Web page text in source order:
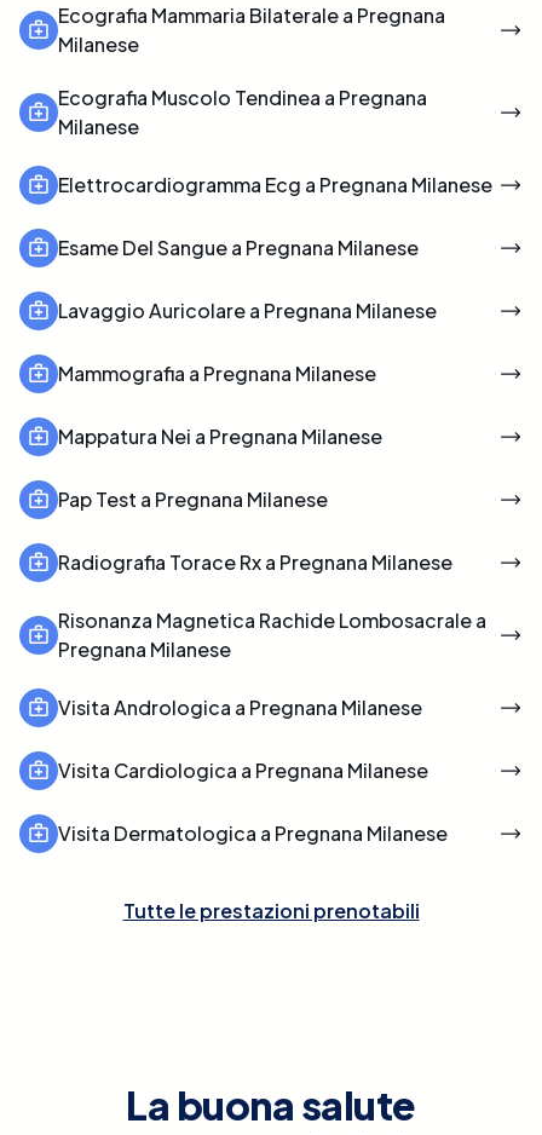
Ecografia Mammaria Bilaterale a Pregnana
Milanese
Ecografia Muscolo Tendinea a Pregnana
Milanese
Elettrocardiogramma Ecg a Pregnana Milanese
Esame Del Sangue a Pregnana Milanese
Lavaggio Auricolare a Pregnana Milanese
Mammografia a Pregnana Milanese
Mappatura Nei a Pregnana Milanese
Pap Test a Pregnana Milanese
Radiografia Torace Rx a Pregnana Milanese
Risonanza Magnetica Rachide Lombosacrale a
Pregnana Milanese
Visita Andrologica a Pregnana Milanese
Visita Cardiologica a Pregnana Milanese
Visita Dermatologica a Pregnana Milanese
Tutte le prestazioni prenotabili
La buona salute